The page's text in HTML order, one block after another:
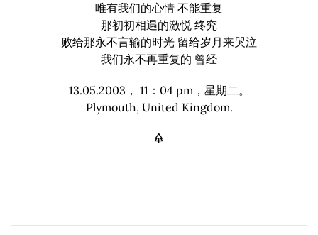
唯有我们的心情 不能重复
那初初相遇的激悦 终究
败给那永不言输的时光 留给岁月来哭泣
我们永不再重复的 曾经
13.05.2003， 11：04 pm，星期二。
Plymouth, United Kingdom.